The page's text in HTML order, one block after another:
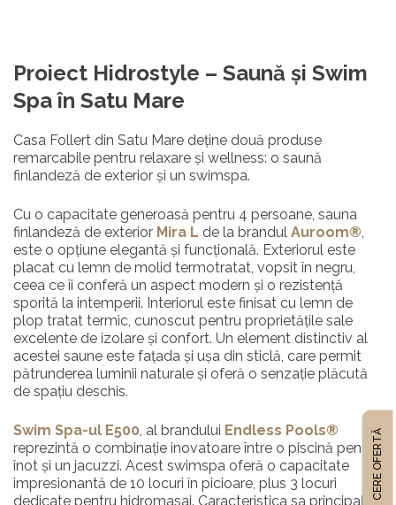
Proiect Hidrostyle – Saună și Swim
Spa în Satu Mare
Casa Follert din Satu Mare deține două produse
remarcabile pentru relaxare și wellness: o saună
finlandeză de exterior și un swimspa.
Cu o capacitate generoasă pentru 4 persoane, sauna
finlandeză de exterior Mira L de la brandul Auroom®,
este o opțiune elegantă și funcțională. Exteriorul este
placat cu lemn de molid termotratat, vopsit în negru,
ceea ce îi conferă un aspect modern și o rezistență
sporită la intemperii. Interiorul este finisat cu lemn de
plop tratat termic, cunoscut pentru proprietățile sale
excelente de izolare și confort. Un element distinctiv al
acestei saune este fațada și ușa din sticlă, care permit
pătrunderea luminii naturale și oferă o senzație plăcută
de spațiu deschis.
Swim Spa-ul E500, al brandului Endless Pools®
reprezintă o combinație inovatoare între o piscină pentru
înot și un jacuzzi. Acest swimspa oferă o capacitate
impresionantă de 10 locuri în picioare, plus 3 locuri
dedicate pentru hidromasaj. Caracteristica sa principală
CERE OFERTĂ